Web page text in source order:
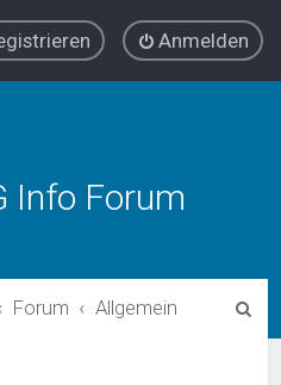
Anmelden
Info Forum
Forum Allgemein